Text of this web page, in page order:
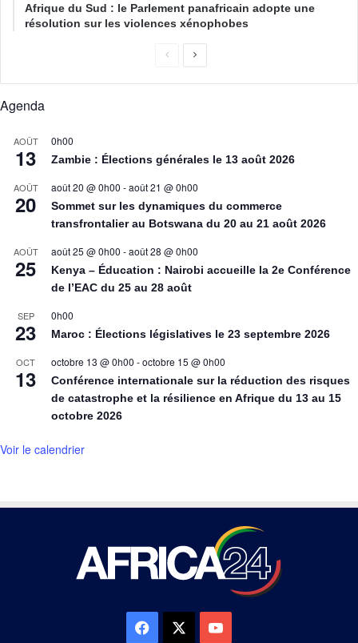
Afrique du Sud : le Parlement panafricain adopte une
résolution sur les violences xénophobes
Agenda
AOÛT
13
0h00
Zambie : Élections générales le 13 août 2026
AOÛT
20
août 20 @ 0h00 -août 21 @ 0h00
Sommet sur les dynamiques du commerce
transfrontalier au Botswana du 20 au 21 août 2026
AOÛT
25
août 25 @ 0h00 -août 28 @ 0h00
Kenya – Éducation : Nairobi accueille la 2e Conférence
de l’EAC du 25 au 28 août
SEP
23
0h00
Maroc : Élections législatives le 23 septembre 2026
OCT
13
octobre 13 @ 0h00 -octobre 15 @ 0h00
Conférence internationale sur la réduction des risques
de catastrophe et la résilience en Afrique du 13 au 15
octobre 2026
Voir le calendrier